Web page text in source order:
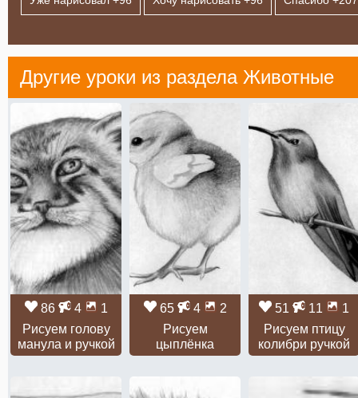
Другие уроки из раздела Животные
86 4
1
Рисуем голову
манула и ручкой
65 4
2
Рисуем
цыплёнка
51 11
1
Рисуем птицу
колибри ручкой